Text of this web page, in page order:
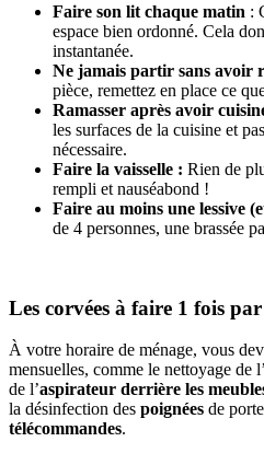
Faire son lit chaque matin :
espace bien ordonné. Cela
instantanée.
Ne jamais partir sans avoir
pièce, remettez en place ce
Ramasser après avoir
les surfaces de la cuisine et
nécessaire.
Faire la vaisselle : Rien de
rempli et nauséabond !
Faire au moins une lessive
de 4 personnes, une brassée
Les corvées à faire 1 fois
À votre horaire de ménage, vous
mensuelles, comme le nettoyage de l’
de l’aspirateur derrière les
la désinfection des poignées de
télécommandes.